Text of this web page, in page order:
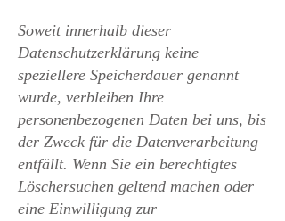
Soweit innerhalb dieser
Datenschutzerklärung keine
speziellere Speicherdauer genannt
wurde, verbleiben Ihre
personenbezogenen Daten bei uns, bis
der Zweck für die Datenverarbeitung
entfällt. Wenn Sie ein berechtigtes
Löschersuchen geltend machen oder
eine Einwilligung zur